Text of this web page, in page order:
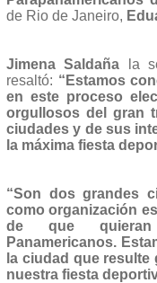
de Rio de Janeiro,
Jimena Saldaña
la
resaltó: “Estamos
en este proceso
orgullosos del gran
ciudades y de sus
la máxima fiesta
“Son dos grandes
como organización
de que quieran
Panamericanos.
la ciudad que resulte
nuestra fiesta